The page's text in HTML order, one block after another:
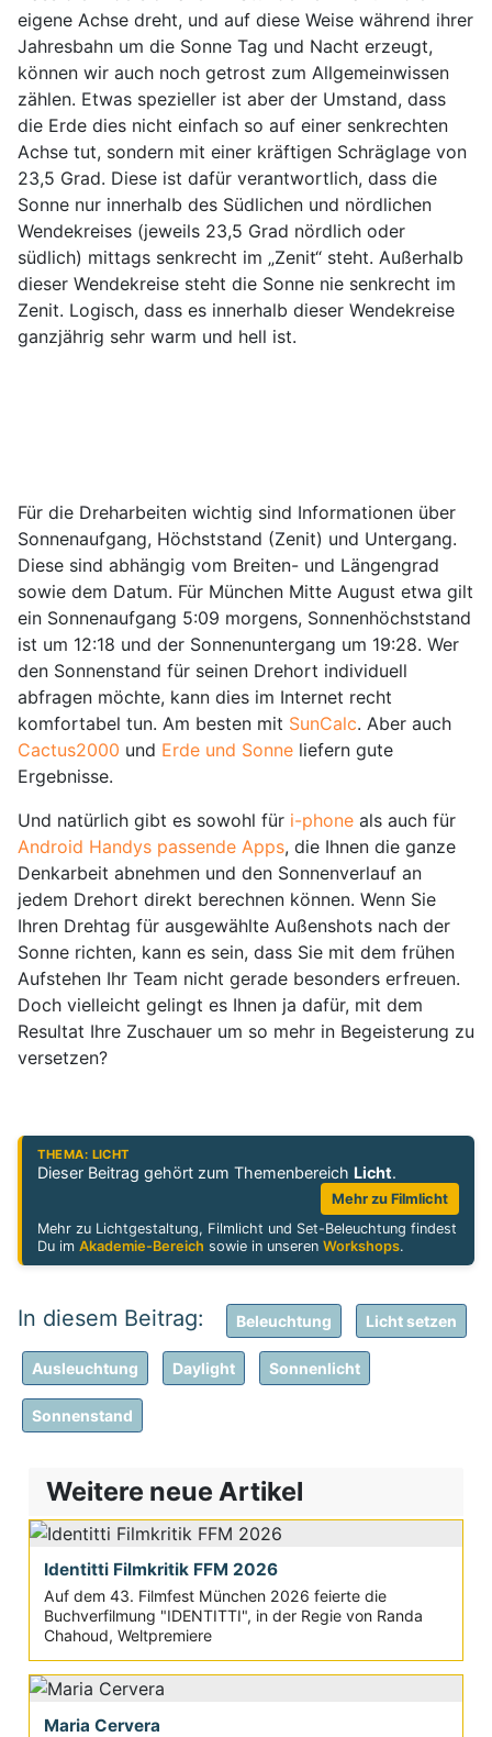
eigene Achse dreht, und auf diese Weise während ihrer
Jahresbahn um die Sonne Tag und Nacht erzeugt,
können wir auch noch getrost zum Allgemeinwissen
zählen. Etwas spezieller ist aber der Umstand, dass
die Erde dies nicht einfach so auf einer senkrechten
Achse tut, sondern mit einer kräftigen Schräglage von
23,5 Grad. Diese ist dafür verantwortlich, dass die
Sonne nur innerhalb des Südlichen und nördlichen
Wendekreises (jeweils 23,5 Grad nördlich oder
südlich) mittags senkrecht im „Zenit“ steht. Außerhalb
dieser Wendekreise steht die Sonne nie senkrecht im
Zenit. Logisch, dass es innerhalb dieser Wendekreise
ganzjährig sehr warm und hell ist.
Für die Dreharbeiten wichtig sind Informationen über
Sonnenaufgang, Höchststand (Zenit) und Untergang.
Diese sind abhängig vom Breiten- und Längengrad
sowie dem Datum. Für München Mitte August etwa gilt
ein Sonnenaufgang 5:09 morgens, Sonnenhöchststand
ist um 12:18 und der Sonnenuntergang um 19:28. Wer
den Sonnenstand für seinen Drehort individuell
abfragen möchte, kann dies im Internet recht
komfortabel tun. Am besten mit SunCalc. Aber auch
Cactus2000 und Erde und Sonne liefern gute
Ergebnisse.
Und natürlich gibt es sowohl für i-phone als auch für
Android Handys passende Apps, die Ihnen die ganze
Denkarbeit abnehmen und den Sonnenverlauf an
jedem Drehort direkt berechnen können. Wenn Sie
Ihren Drehtag für ausgewählte Außenshots nach der
Sonne richten, kann es sein, dass Sie mit dem frühen
Aufstehen Ihr Team nicht gerade besonders erfreuen.
Doch vielleicht gelingt es Ihnen ja dafür, mit dem
Resultat Ihre Zuschauer um so mehr in Begeisterung zu
versetzen?
THEMA: LICHT
Dieser Beitrag gehört zum Themenbereich Licht.
Mehr zu Filmlicht
Mehr zu Lichtgestaltung, Filmlicht und Set-Beleuchtung findest
Du imAkademie-Bereich sowie in unserenWorkshops.
Beleuchtung Licht setzen
Ausleuchtung Daylight Sonnenlicht
Sonnenstand
Weitere neue Artikel
Identitti Filmkritik FFM 2026
Auf dem 43. Filmfest München 2026 feierte die
Buchverfilmung "IDENTITTI", in der Regie von Randa
Chahoud, Weltpremiere
Maria Cervera